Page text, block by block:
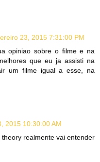
23, 2015 7:31:00 PM
opiniao sobre o filme e na
que eu ja assisti na
um filme igual a esse, na
2015 10:30:00 AM
realmente vai entender